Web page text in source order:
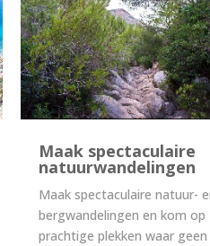
Maak spectaculaire
natuurwandelingen
Maak spectaculaire natuur-
bergwandelingen en kom op
prachtige plekken waar geen